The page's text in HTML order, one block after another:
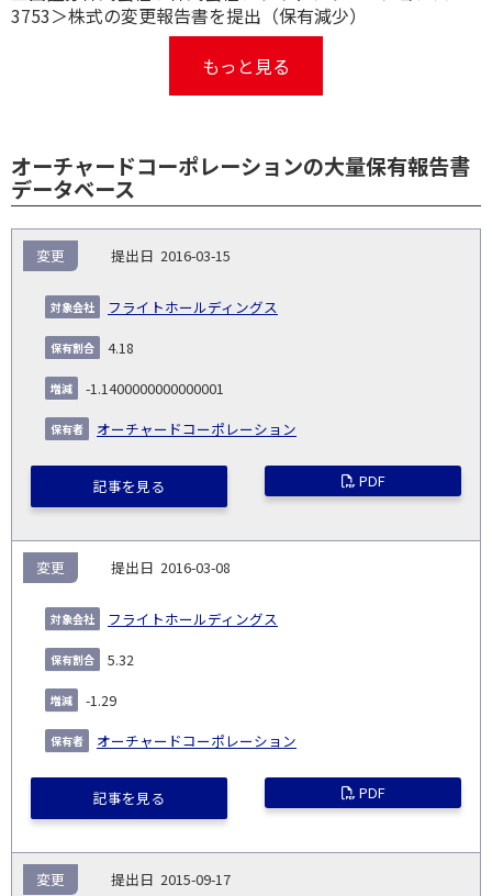
3753＞株式の変更報告書を提出（保有減少）
もっと見る
オーチャードコーポレーションの大量保有報告書
データベース
NO.
告
義
務
発
生
日
出
コー
象
業
2016-03-15
フライトホールディングス
変更
4.18
-1.1400000000000001
オーチャードコーポレーション
記事を見る PDF
2016-03-08
フライトホールディングス
変更
5.32
-1.29
オーチャードコーポレーション
記事を見る PDF
2015-09-17
変更